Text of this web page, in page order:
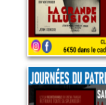
Double
cadre des